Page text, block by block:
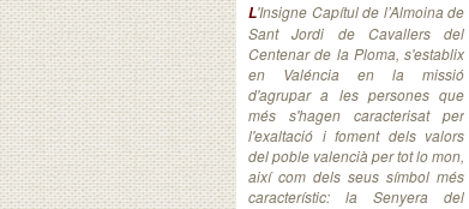
L'Insigne Capítul de l’Almoina de
Sant Jordi de Cavallers del
Centenar de la Ploma, s'establix
en Valéncia en la missió
d'agrupar a les persones que
més s'hagen caracterisat per
l'exaltació i foment dels valors
del poble valencià per tot lo mon,
així com dels seus símbol més
característic: la Senyera del